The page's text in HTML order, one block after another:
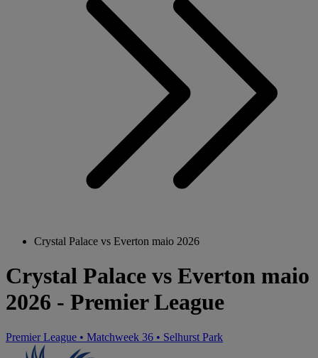
Crystal Palace vs Everton maio 2026
Crystal Palace vs Everton maio
2026 - Premier League
Premier League • Matchweek 36 • Selhurst Park